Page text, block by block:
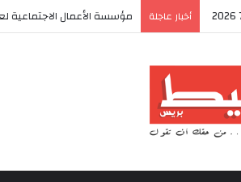
أخبار عاجلة مؤسسة الأعمال الاجتماعية